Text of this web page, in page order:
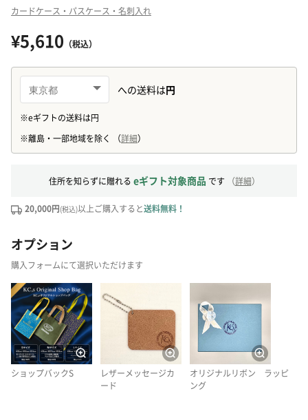
カードケース・パスケース・名刺入れ
¥5,610 （税込）
住所を知らずに贈れる eギフト対象商品 です （詳細）
20,000円(税込)以上ご購入すると送料無料！
オプション
購入フォームにて選択いただけます
ショップバックS
レザーメッセージカ
ード
オリジナルリボン ラッピ
ング